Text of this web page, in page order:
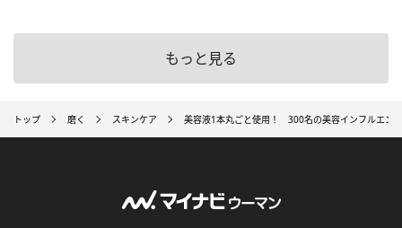
もっと見る
トップ 磨く スキンケア 美容液1本丸ごと使用！ 300名の美容インフルエン